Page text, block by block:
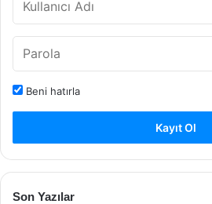
Beni hatırla
Kayıt Ol
Son Yazılar